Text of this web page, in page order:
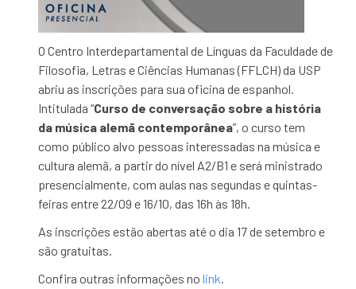
O Centro Interdepartamental de Línguas da Faculdade de
Filosofia, Letras e Ciências Humanas (FFLCH) da USP
abriu as inscrições para sua oficina de espanhol.
Intitulada “Curso de conversação sobre a história
da música alemã contemporânea”, o curso tem
como público alvo pessoas interessadas na música e
cultura alemã, a partir do nível A2/B1 e será ministrado
presencialmente, com aulas nas segundas e quintas-
feiras entre 22/09 e 16/10, das 16h às 18h.
As inscrições estão abertas até o dia 17 de setembro e
são gratuitas.
Confira outras informações nolink